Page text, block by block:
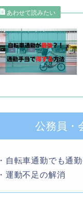
公務員・
・自転車通勤でも通
・運動不足の解消